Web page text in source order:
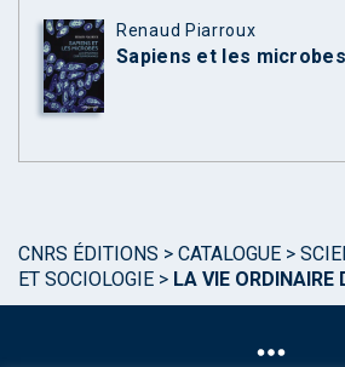
Renaud Piarroux
Sapiens et les microbes
CNRS ÉDITIONS > CATALOGUE >
ET SOCIOLOGIE > LA VIE ORDINAIRE